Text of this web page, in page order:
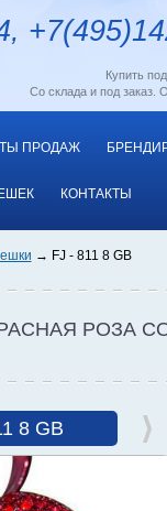
Купить
Со склада и под заказ.
ПРОДАЖ
КОНТАКТЫ
FJ - 811 8 GB
РОЗА
8 GB